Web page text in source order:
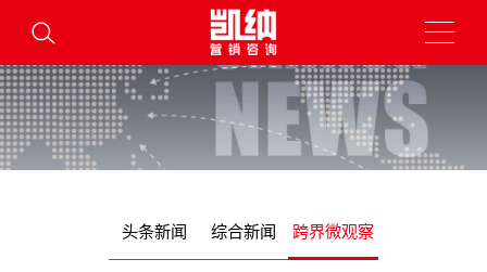
头条新闻 综合新闻 跨界微观察